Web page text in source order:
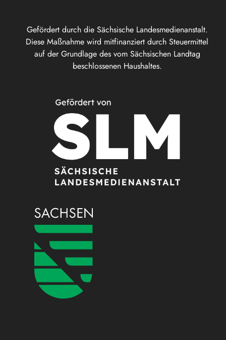
Gefördert durch die Sächsische Landesmedienanstalt.
Diese Maßnahme wird mitfinanziert durch Steuermittel
auf der Grundlage des vom Sächsischen Landtag
beschlossenen Haushaltes.